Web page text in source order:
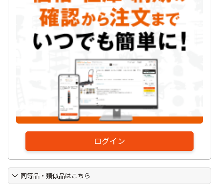
ログイン
同等品・類似品はこちら